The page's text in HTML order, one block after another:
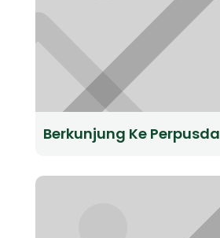
Berkunjung Ke Perpusda